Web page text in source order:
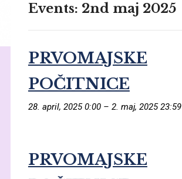
Events: 2nd maj 2025
PRVOMAJSKE
POČITNICE
28. april, 2025 0:00– 2. maj, 2025 23:59
PRVOMAJSKE